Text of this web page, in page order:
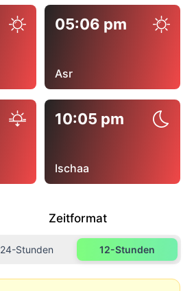
05:06 pm
Asr
10:05 pm
Ischaa
Zeitformat
24-Stunden 12-Stunden